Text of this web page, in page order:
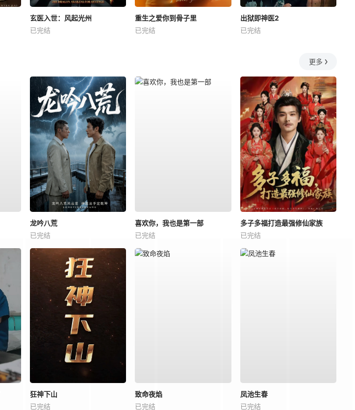
玄医入世：风起光州
已完结
重生之爱你到骨子里
已完结
出狱即神医2
已完结
更多
龙吟八荒
已完结
喜欢你，我也是第一部
已完结
多子多福打造最强修仙家族
已完结
狂神下山
已完结
致命夜焰
已完结
凤池生春
已完结